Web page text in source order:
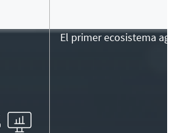
El primer ecosistema